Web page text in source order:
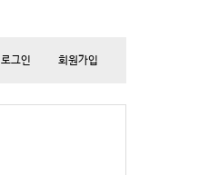
로그인 회원가입